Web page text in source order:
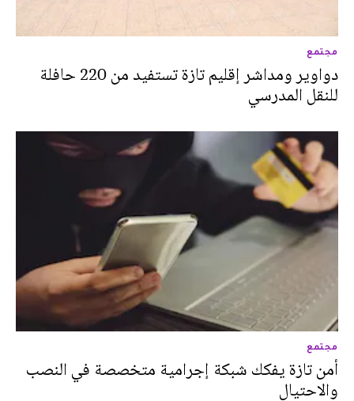
مجتمع
دواوير ومداشر إقليم تازة تستفيد من 220 حافلة
للنقل المدرسي
مجتمع
أمن تازة يفكك شبكة إجرامية متخصصة في النصب
والاحتيال